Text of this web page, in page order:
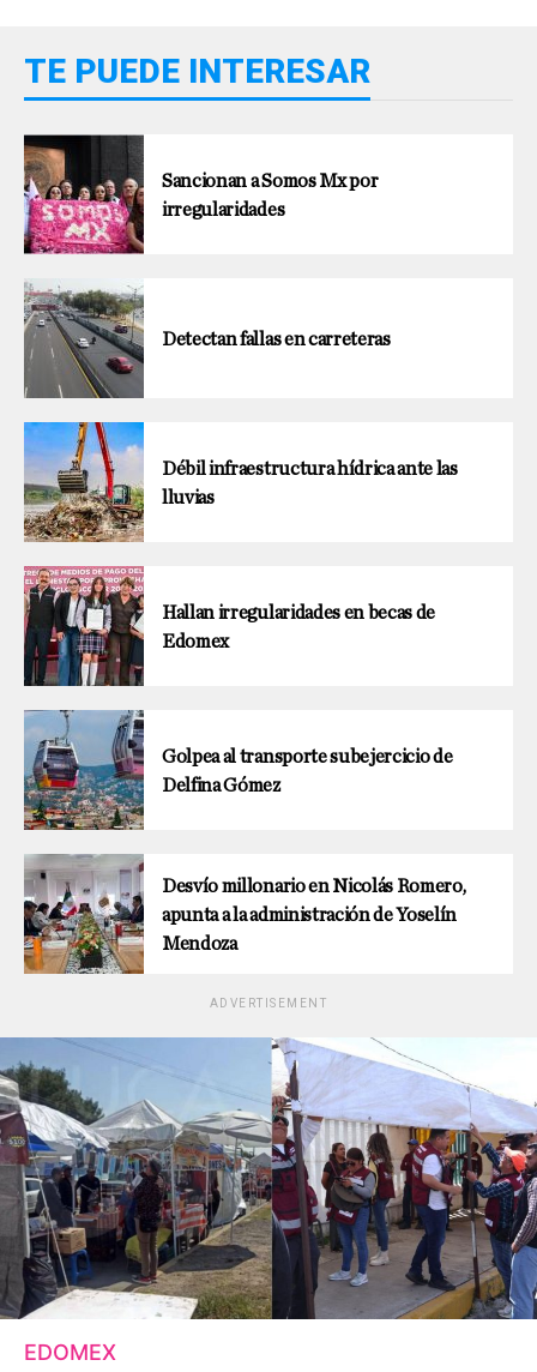
TE PUEDE INTERESAR
Sancionan a Somos Mx por
irregularidades
Detectan fallas en carreteras
Débil infraestructura hídrica ante las
lluvias
Hallan irregularidades en becas de
Edomex
Golpea al transporte subejercicio de
Delfina Gómez
Desvío millonario en Nicolás Romero,
apunta a la administración de Yoselín
Mendoza
ADVERTISEMENT
EDOMEX